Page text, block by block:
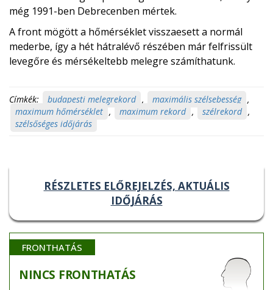
még 1991-ben Debrecenben mértek.
A front mögött a hőmérséklet visszaesett a normál
mederbe, így a hét hátralévő részében már felfrissült
levegőre és mérsékeltebb melegre számíthatunk.
Címkék: budapesti melegrekord , maximális szélsebesség ,
maximum hőmérséklet , maximum rekord , szélrekord ,
szélsőséges időjárás
RÉSZLETES ELŐREJELZÉS, AKTUÁLIS
IDŐJÁRÁS
FRONTHATÁS
NINCS FRONTHATÁS